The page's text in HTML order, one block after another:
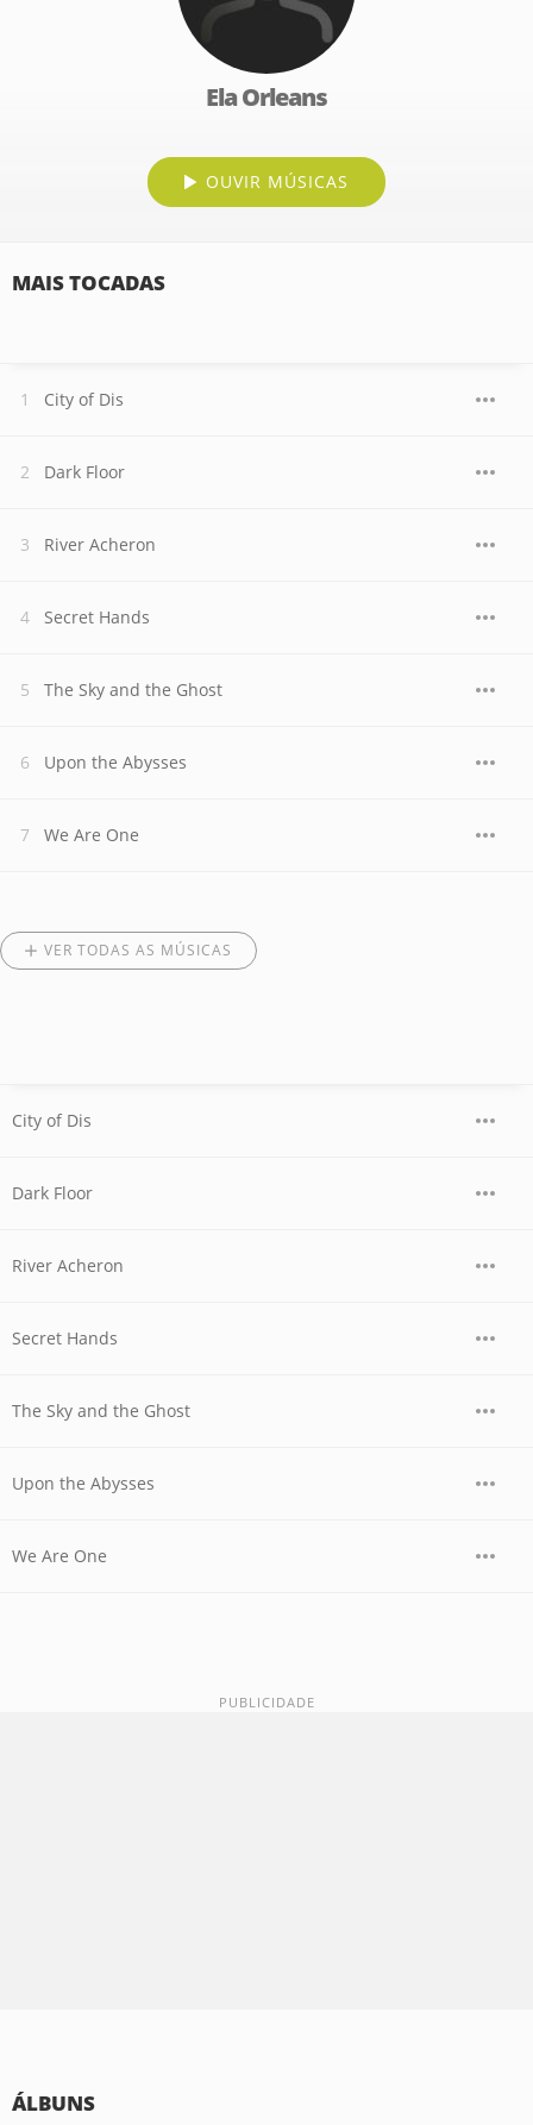
Ela Orleans
OUVIR MÚSICAS
MAIS TOCADAS
City of Dis
Dark Floor
River Acheron
Secret Hands
The Sky and the Ghost
Upon the Abysses
We Are One
VER TODAS AS MÚSICAS
City of Dis
Dark Floor
River Acheron
Secret Hands
The Sky and the Ghost
Upon the Abysses
We Are One
ÁLBUNS